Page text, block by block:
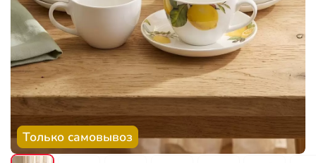
Только самовывоз